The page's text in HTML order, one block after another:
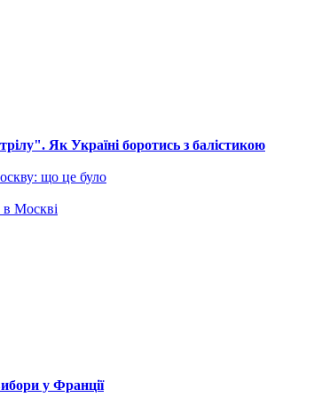
Як Україні боротись з балістикою
що це було
в Москві
у Франції